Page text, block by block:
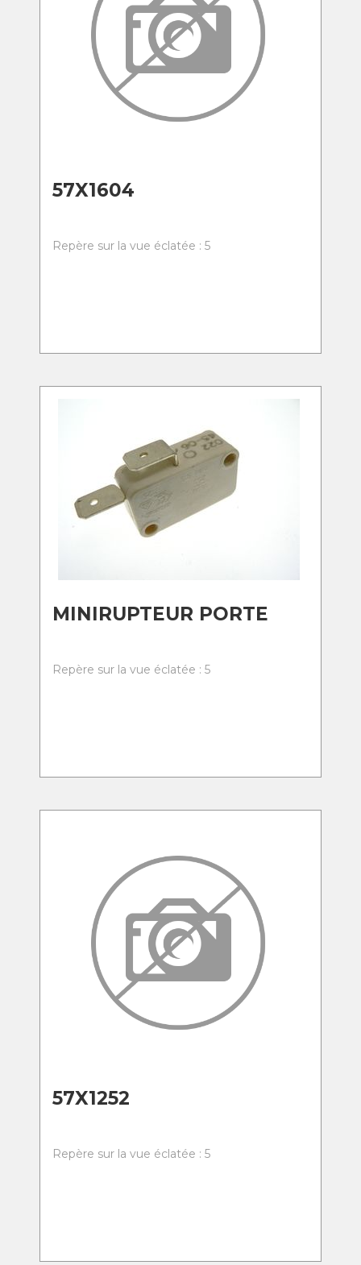
57X1604
Repère sur la vue éclatée : 5
MINIRUPTEUR PORTE
Repère sur la vue éclatée : 5
57X1252
Repère sur la vue éclatée : 5